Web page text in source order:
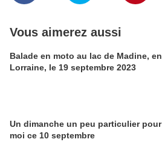
Vous aimerez aussi
Balade en moto au lac de Madine, en
Lorraine, le 19 septembre 2023
Un dimanche un peu particulier pour
moi ce 10 septembre